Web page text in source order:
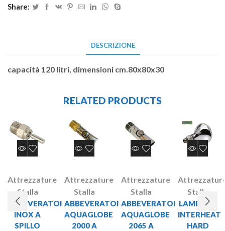
Share:
DESCRIZIONE
capacità 120 litri, dimensioni cm.80x80x30
RELATED PRODUCTS
Attrezzature
Stalla
ABBEVERATOI
INOX A
SPILLO
Attrezzature
Stalla
ABBEVERATOI
AQUAGLOBE
2000 A
Attrezzature
Stalla
ABBEVERATOI
AQUAGLOBE
2065 A
Stalla
LAMPADA
INTERHEAT
HARD